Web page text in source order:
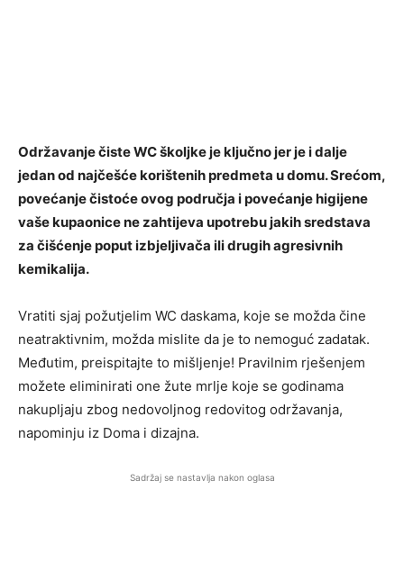
Održavanje čiste WC školjke je ključno jer je i dalje
jedan od najčešće korištenih predmeta u domu. Srećom,
povećanje čistoće ovog područja i povećanje higijene
vaše kupaonice ne zahtijeva upotrebu jakih sredstava
za čišćenje poput izbjeljivača ili drugih agresivnih
kemikalija.
Vratiti sjaj požutjelim WC daskama, koje se možda čine
neatraktivnim, možda mislite da je to nemoguć zadatak.
Međutim, preispitajte to mišljenje! Pravilnim rješenjem
možete eliminirati one žute mrlje koje se godinama
nakupljaju zbog nedovoljnog redovitog održavanja,
napominju iz Doma i dizajna.
Sadržaj se nastavlja nakon oglasa